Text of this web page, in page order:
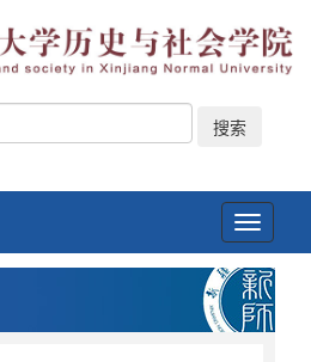
搜索
Toggle